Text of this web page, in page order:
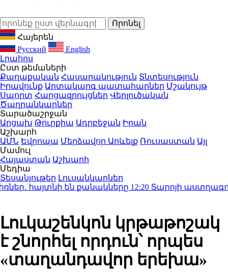
Հայերեն
Русский
English
Լրահոս
Ըստ թեմաների
Քաղաքական Հասարակություն Տնտեսություն
Իրավունք Արտակարգ պատահարներ Մշակույթ
Սպորտ Հարցազրույցներ Վերլուծական
Ծաղրանկարներ
Տարածաշրջան
Արցախ Թուրքիա Ադրբեջան Իրան
Աշխարհ
ԱՄՆ Եվրոպա Մերձավոր Արևելք Ռուսաստան Այլ
Մամուլ
Հայաստան Աշխարհ
Մեդիա
Տեսանյութեր Լուսանկարներ
հայտնի են քանակները12:20Տարոյի
Լուկաշենկոն կրթաթոշակ
է շնորհել որդուն՝ որպես
«տաղանդավոր երեխա»